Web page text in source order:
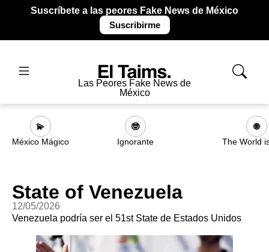
Suscríbete a las peores Fake News de México
Suscribirme
Las Peores Fake News de
México
💫
México Mágico
🤓
Ignorante
🌐
The World
State of Venezuela
12/05/2026
Venezuela podría ser el 51st State de Estados Unidos